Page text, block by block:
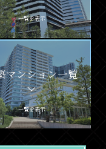
一覧を表示
マンション一覧
一覧を表示